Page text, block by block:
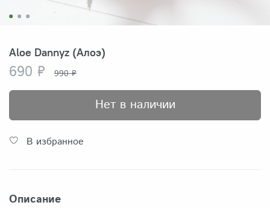
Aloe Dannyz (Алоэ)
690 ₽ 990 ₽
Нет в наличии
В избранное
Описание